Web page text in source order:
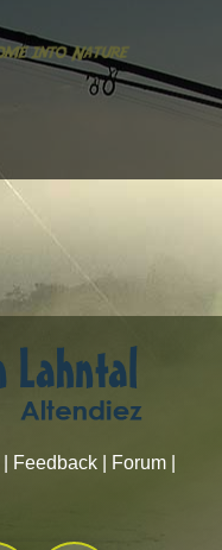
Feedback Forum